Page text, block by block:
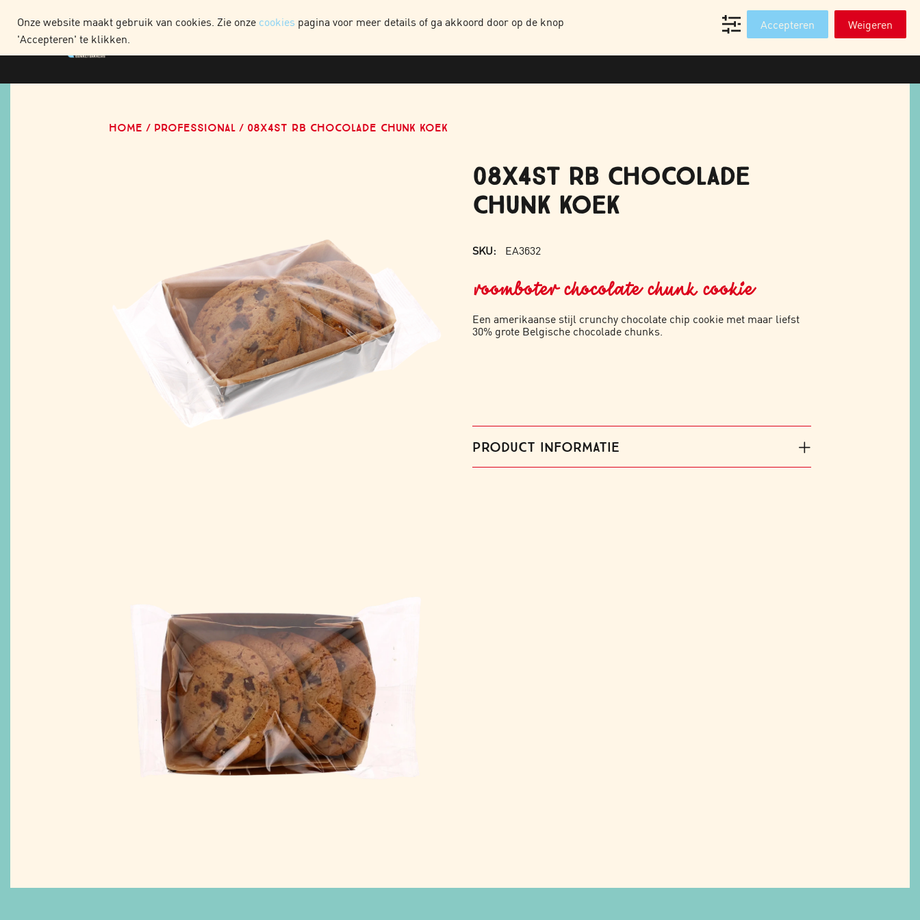
HOME PROFESSIONAL 08X4ST RB CHOCOLADE CHUNK KOEK
08X4ST RB CHOCOLADE
CHUNK KOEK
SKU: EA3632
roomboter chocolate chunk cookie
Een amerikaanse stijl crunchy chocolate chip cookie met maar liefst
30% grote Belgische chocolade chunks.
PRODUCT INFORMATIE
Onze website maakt gebruik van cookies. Zie onze cookies pagina voor meer details of ga akkoord door op de knop
'Accepteren' te klikken.
Accepteren Weigeren